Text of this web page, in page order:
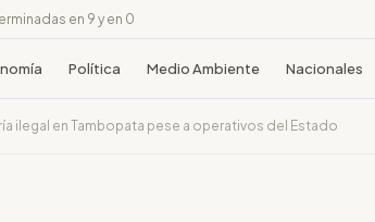
en 9 y en 0
Política Medio Ambiente Nacionales
ilegal en Tambopata pese a operativos del Estado